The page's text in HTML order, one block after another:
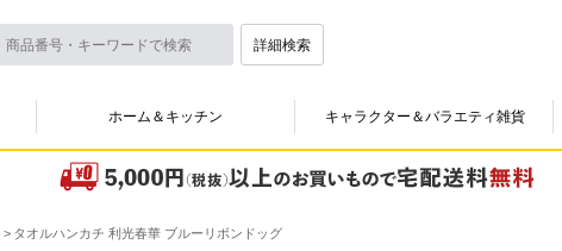
詳細検索
ホーム＆キッチン キャラクター＆バラエティ雑貨
タオルハンカチ 利光春華 ブルーリボンドッグ